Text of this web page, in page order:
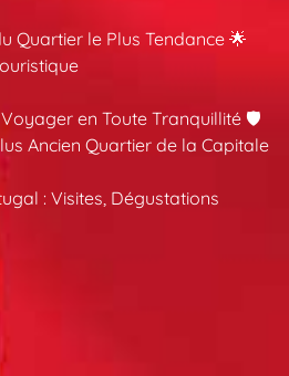
Quartier le Plus Tendance 🌟
en Toute Tranquillité 🛡️
Ancien Quartier de la Capitale
: Visites, Dégustations